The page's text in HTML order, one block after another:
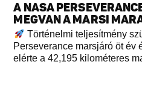
A NASA
MEGVAN A MARSI
Történelmi teljesítmény
Perseverance marsjáró öt év
elérte a 42,195 kilométeres